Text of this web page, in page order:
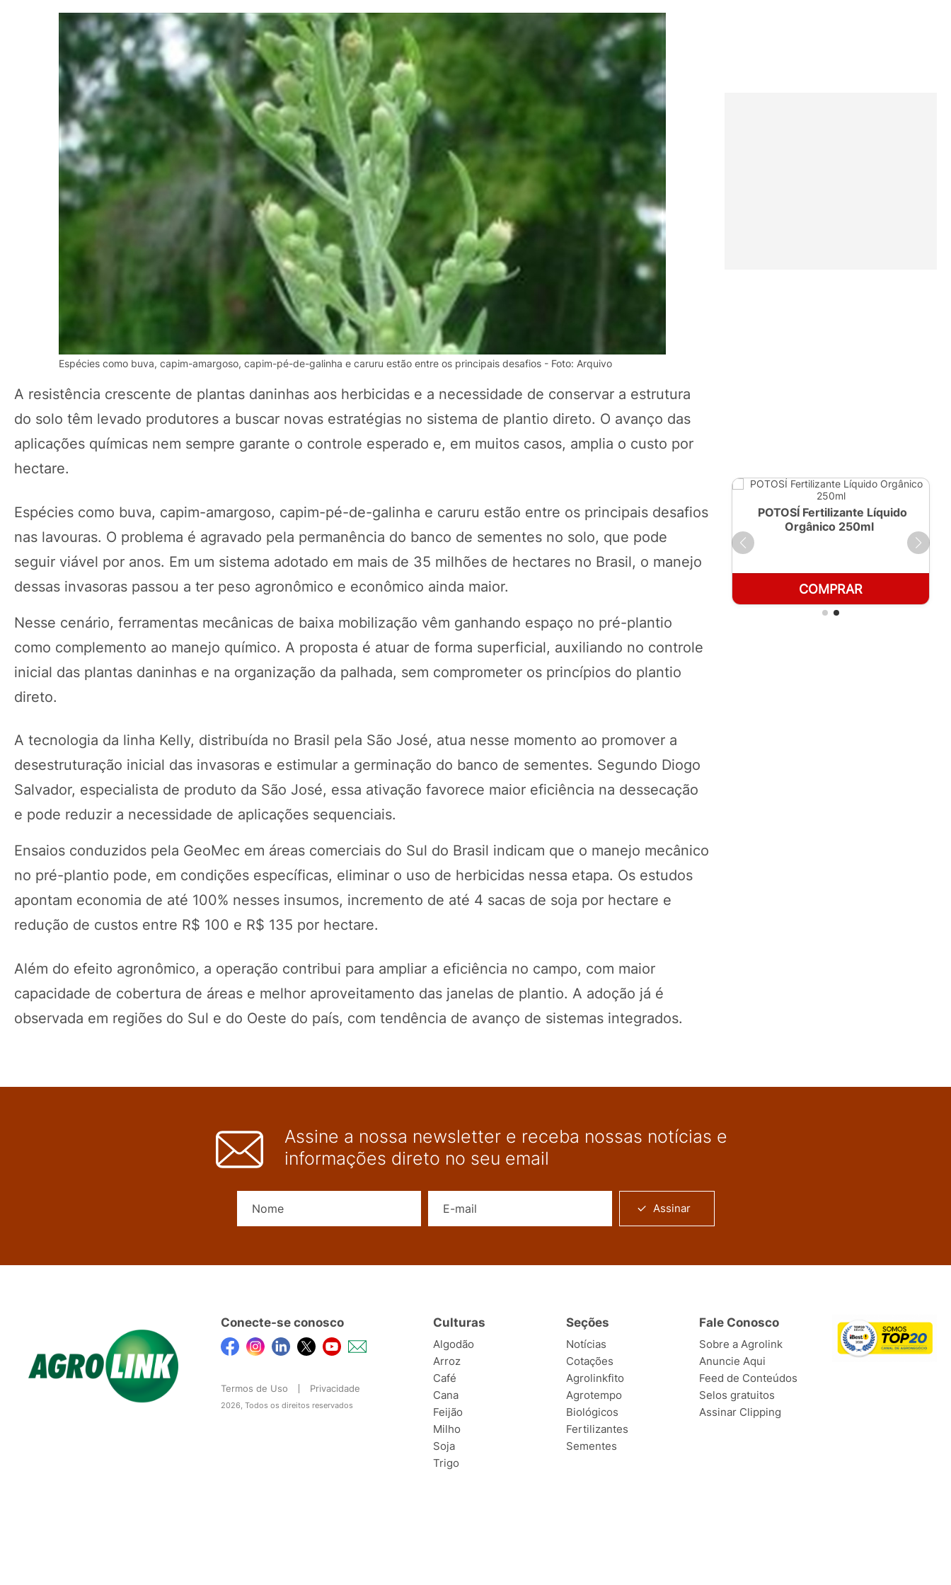
Espécies como buva, capim-amargoso, capim-pé-de-galinha e caruru estão entre os principais desafios - Foto: Arquivo
A resistência crescente de plantas daninhas aos herbicidas e a necessidade de conservar a estrutura
do solo têm levado produtores a buscar novas estratégias no sistema de plantio direto. O avanço das
aplicações químicas nem sempre garante o controle esperado e, em muitos casos, amplia o custo por
hectare.
Espécies como buva, capim-amargoso, capim-pé-de-galinha e caruru estão entre os principais desafios
nas lavouras. O problema é agravado pela permanência do banco de sementes no solo, que pode
seguir viável por anos. Em um sistema adotado em mais de 35 milhões de hectares no Brasil, o manejo
dessas invasoras passou a ter peso agronômico e econômico ainda maior.
Nesse cenário, ferramentas mecânicas de baixa mobilização vêm ganhando espaço no pré-plantio
como complemento ao manejo químico. A proposta é atuar de forma superficial, auxiliando no controle
inicial das plantas daninhas e na organização da palhada, sem comprometer os princípios do plantio
direto.
A tecnologia da linha Kelly, distribuída no Brasil pela São José, atua nesse momento ao promover a
desestruturação inicial das invasoras e estimular a germinação do banco de sementes. Segundo Diogo
Salvador, especialista de produto da São José, essa ativação favorece maior eficiência na dessecação
e pode reduzir a necessidade de aplicações sequenciais.
Ensaios conduzidos pela GeoMec em áreas comerciais do Sul do Brasil indicam que o manejo mecânico
no pré-plantio pode, em condições específicas, eliminar o uso de herbicidas nessa etapa. Os estudos
apontam economia de até 100% nesses insumos, incremento de até 4 sacas de soja por hectare e
redução de custos entre R$ 100 e R$ 135 por hectare.
Além do efeito agronômico, a operação contribui para ampliar a eficiência no campo, com maior
capacidade de cobertura de áreas e melhor aproveitamento das janelas de plantio. A adoção já é
observada em regiões do Sul e do Oeste do país, com tendência de avanço de sistemas integrados.
POTOSÍ Fertilizante Líquido
POTOSÍ Fertilizante Líquido
Orgânico 250ml
COMPRAR
Assine a nossa newsletter e receba nossas notícias e
informações direto no seu email
Assinar
Conecte-se conosco
Termos de Uso Privacidade
2026, Todos os direitos reservados
Culturas
Algodão
Arroz
Café
Cana
Feijão
Milho
Soja
Trigo
Seções
Notícias
Cotações
Agrolinkfito
Agrotempo
Biológicos
Fertilizantes
Sementes
Fale Conosco
Sobre a Agrolink
Anuncie Aqui
Feed de Conteúdos
Selos gratuitos
Assinar Clipping